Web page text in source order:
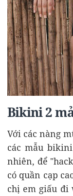
Bikini 2
Với các nàng
các mẫu
nhiên, để
có quần cạp
chị em giấu đi